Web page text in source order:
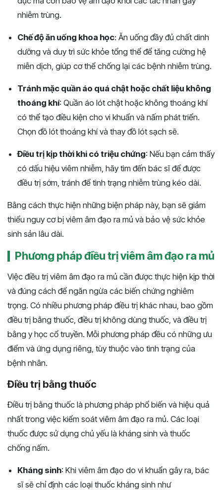
nhiễm trùng​.
Chế độ ăn uống khoa học: Ăn uống đầy đủ chất dinh
dưỡng và duy trì sức khỏe tổng thể để tăng cường hệ
miễn dịch, giúp cơ thể chống lại các bệnh nhiễm trùng​.
Tránh mặc quần áo quá chật hoặc chất liệu không
thoáng khí: Quần áo lót chật hoặc không thoáng khí
có thể tạo điều kiện cho vi khuẩn và nấm phát triển.
Chọn đồ lót thoáng khí và thay đồ lót sạch sẽ​.
Điều trị kịp thời khi có triệu chứng: Nếu bạn cảm thấy
có dấu hiệu viêm nhiễm, hãy tìm đến bác sĩ để được
điều trị sớm, tránh để tình trạng nhiễm trùng kéo dài​.
Bằng cách thực hiện những biện pháp này, bạn sẽ giảm
thiểu nguy cơ bị viêm âm đạo ra mủ và bảo vệ sức khỏe
sinh sản lâu dài.
Phương pháp điều trị viêm âm đạo ra mủ
Việc điều trị viêm âm đạo ra mủ cần được thực hiện kịp thời
và đúng cách để ngăn ngừa các biến chứng nghiêm
trọng. Có nhiều phương pháp điều trị khác nhau, bao gồm
điều trị bằng thuốc, điều trị không dùng thuốc, và điều trị
bằng y học cổ truyền. Mỗi phương pháp đều có những ưu
điểm và ứng dụng riêng, tùy thuộc vào tình trạng của
bệnh nhân.
Điều trị bằng thuốc
Điều trị bằng thuốc là phương pháp phổ biến và hiệu quả
nhất trong việc kiểm soát viêm âm đạo ra mủ. Các loại
thuốc được sử dụng chủ yếu là kháng sinh và thuốc
chống nấm.
Kháng sinh: Khi viêm âm đạo do vi khuẩn gây ra, bác
sĩ sẽ chỉ định các loại thuốc kháng sinh như